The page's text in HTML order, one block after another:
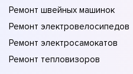
Ремонт швейных машинок
Ремонт электровелосипедов
Ремонт электросамокатов
Ремонт тепловизоров